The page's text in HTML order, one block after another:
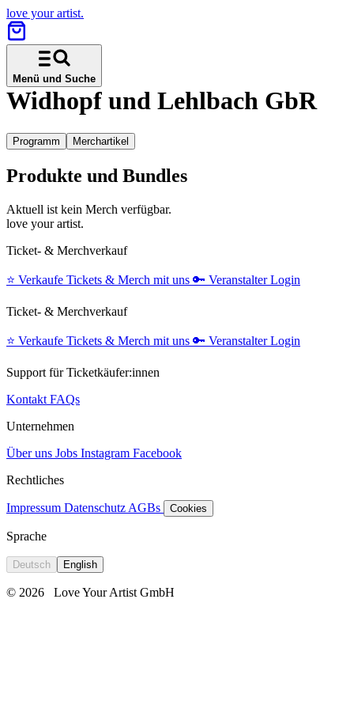
love your artist.
Menü und Suche
Widhopf und Lehlbach GbR
Programm Merchartikel
Produkte und Bundles
Aktuell ist kein Merch verfügbar.
love your artist.
Ticket- & Merchverkauf
⭐️ Verkaufe Tickets & Merch mit uns 🔑 Veranstalter Login
Ticket- & Merchverkauf
⭐️ Verkaufe Tickets & Merch mit uns 🔑 Veranstalter Login
Support für Ticketkäufer:innen
Kontakt FAQs
Unternehmen
Über uns Jobs Instagram Facebook
Rechtliches
Impressum Datenschutz AGBs Cookies
Sprache
Deutsch English
© 2026 Love Your Artist GmbH